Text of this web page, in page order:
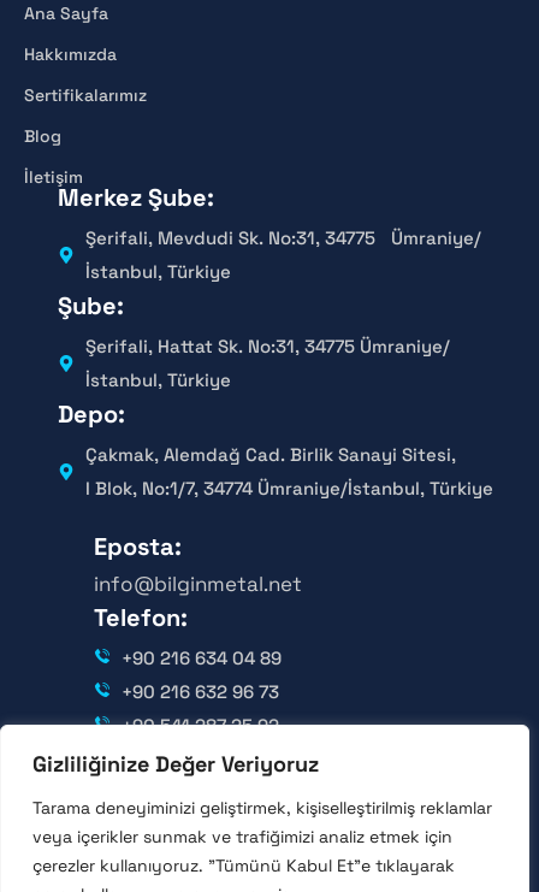
Gizliliğinize Değer Veriyoruz
Tarama deneyiminizi geliştirmek, kişiselleştirilmiş reklamlar
veya içerikler sunmak ve trafiğimizi analiz etmek için
çerezler kullanıyoruz. "Tümünü Kabul Et"e tıklayarak
Ana Sayfa
Hakkımızda
Sertifikalarımız
Blog
İletişim
Merkez Şube:
Şerifali, Mevdudi Sk. No:31, 34775 Ümraniye/
İstanbul, Türkiye
Şube:
Şerifali, Hattat Sk. No:31, 34775 Ümraniye/
İstanbul, Türkiye
Depo:
Çakmak, Alemdağ Cad. Birlik Sanayi Sitesi,
I Blok, No:1/7, 34774 Ümraniye/İstanbul, Türkiye
Eposta:
info@bilginmetal.net
Telefon:
+90 216 634 04 89
+90 216 632 96 73
+90 541 287 25 92
Takip Edin: